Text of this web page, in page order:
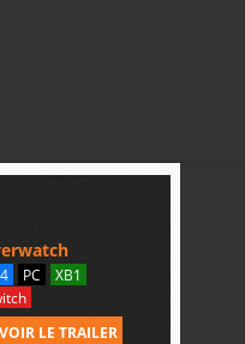
PC
XB1
VOIR LE TRAILER